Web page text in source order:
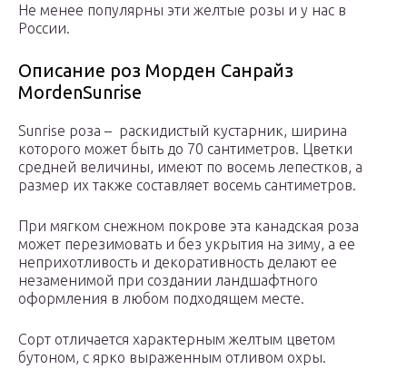
Не менее популярны эти желтые розы и у нас в
России.
Описание роз Морден Санрайз
MordenSunrise
Sunrise роза – раскидистый кустарник, ширина
которого может быть до 70 сантиметров. Цветки
средней величины, имеют по восемь лепестков, а
размер их также составляет восемь сантиметров.
При мягком снежном покрове эта канадская роза
может перезимовать и без укрытия на зиму, а ее
неприхотливость и декоративность делают ее
незаменимой при создании ландшафтного
оформления в любом подходящем месте.
Сорт отличается характерным желтым цветом
бутоном, с ярко выраженным отливом охры.